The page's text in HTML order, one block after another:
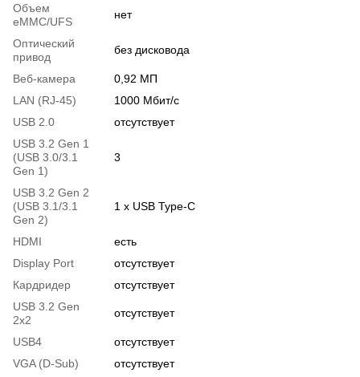
Объем
eMMC/UFS
нет
Оптический
привод
без дисковода
Веб-камера
0,92 МП
LAN (RJ-45)
1000 Мбит/с
USB 2.0
отсутствует
USB 3.2 Gen 1
(USB 3.0/3.1
Gen 1)
3
USB 3.2 Gen 2
(USB 3.1/3.1
Gen 2)
1 х USB Type-C
HDMI
есть
Display Port
отсутствует
Кардридер
отсутствует
USB 3.2 Gen
2x2
отсутствует
USB4
отсутствует
VGA (D-Sub)
отсутствует